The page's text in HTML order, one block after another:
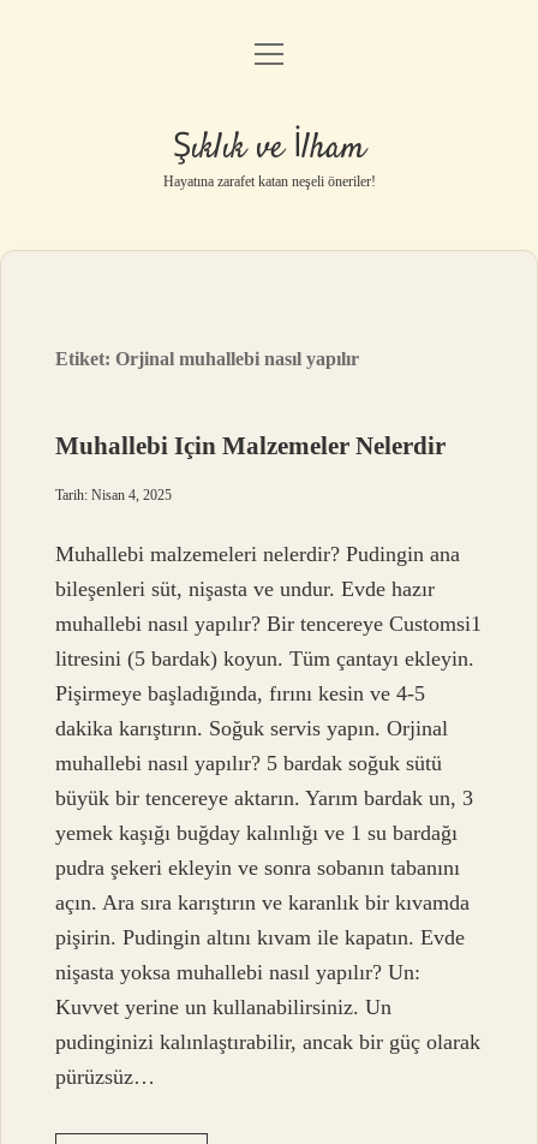
Anasayfa
Gizlilik Politikası
Yasal Uyarı
menüyü
Şıklık ve İlham
Hayatına zarafet katan neşeli öneriler!
Etiket:Orjinal muhallebi nasıl yapılır
Muhallebi Için Malzemeler Nelerdir
Tarih: Nisan 4, 2025
Muhallebi malzemeleri nelerdir? Pudingin ana
bileşenleri süt, nişasta ve undur. Evde hazır
muhallebi nasıl yapılır? Bir tencereye Customsi1
litresini (5 bardak) koyun. Tüm çantayı ekleyin.
Pişirmeye başladığında, fırını kesin ve 4-5
dakika karıştırın. Soğuk servis yapın. Orjinal
muhallebi nasıl yapılır? 5 bardak soğuk sütü
büyük bir tencereye aktarın. Yarım bardak un, 3
yemek kaşığı buğday kalınlığı ve 1 su bardağı
pudra şekeri ekleyin ve sonra sobanın tabanını
açın. Ara sıra karıştırın ve karanlık bir kıvamda
pişirin. Pudingin altını kıvam ile kapatın. Evde
nişasta yoksa muhallebi nasıl yapılır? Un:
Kuvvet yerine un kullanabilirsiniz. Un
pudinginizi kalınlaştırabilir, ancak bir güç olarak
pürüzsüz…